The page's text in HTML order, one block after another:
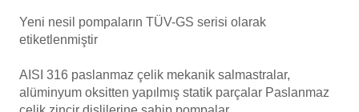
Dezenfeksiyon
Havuz Güvenlik
Yeni nesil pompaların TÜV-GS serisi olarak
etiketlenmiştir
AISI 316 paslanmaz çelik mekanik salmastralar,
alüminyum oksitten yapılmış statik parçalar Paslanmaz